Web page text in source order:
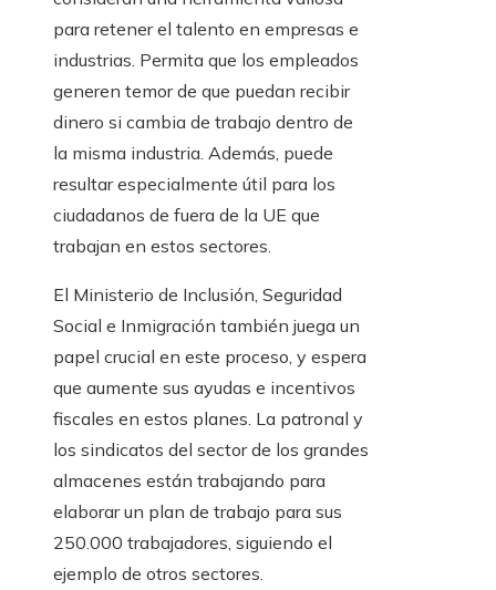
para retener el talento en empresas e
industrias. Permita que los empleados
generen temor de que puedan recibir
dinero si cambia de trabajo dentro de
la misma industria. Además, puede
resultar especialmente útil para los
ciudadanos de fuera de la UE que
trabajan en estos sectores.
El Ministerio de Inclusión, Seguridad
Social e Inmigración también juega un
papel crucial en este proceso, y espera
que aumente sus ayudas e incentivos
fiscales en estos planes. La patronal y
los sindicatos del sector de los grandes
almacenes están trabajando para
elaborar un plan de trabajo para sus
250.000 trabajadores, siguiendo el
ejemplo de otros sectores.